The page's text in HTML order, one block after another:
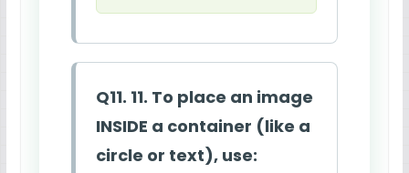
Q11. 11. To place an image
INSIDE a container (like a
circle or text), use: